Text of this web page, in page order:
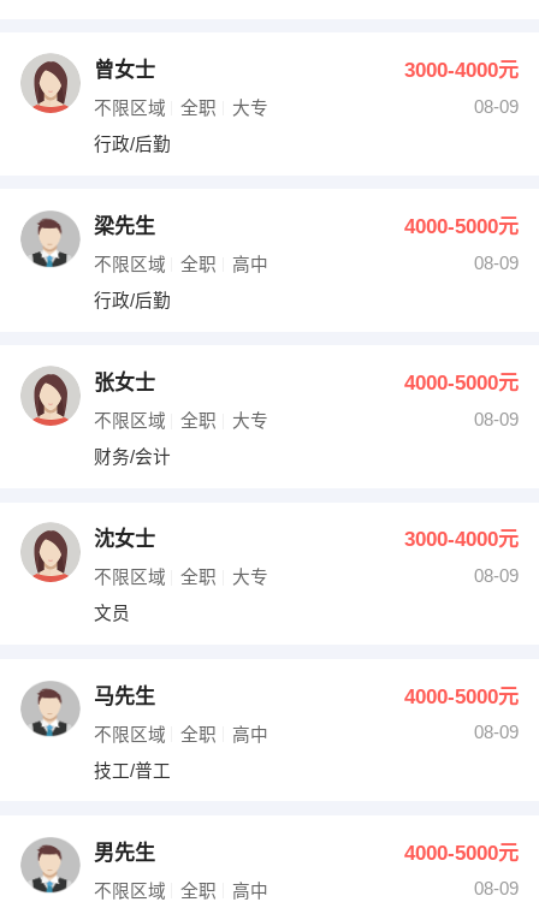
曾女士 3000-4000元
不限区域 全职 大专
08-09
行政/后勤
梁先生 4000-5000元
不限区域 全职 高中
08-09
行政/后勤
张女士 4000-5000元
不限区域 全职 大专
08-09
财务/会计
沈女士 3000-4000元
不限区域 全职 大专
08-09
文员
马先生 4000-5000元
不限区域 全职 高中
08-09
技工/普工
男先生 4000-5000元
不限区域 全职 高中
08-09